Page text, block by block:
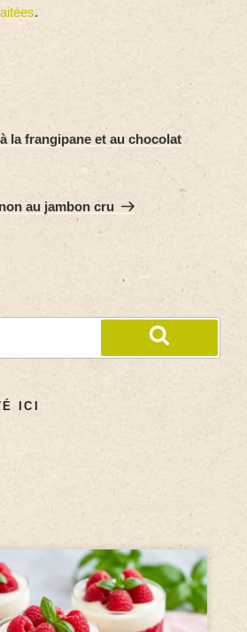
.
la frangipane et au chocolat
au jambon cru
ICI